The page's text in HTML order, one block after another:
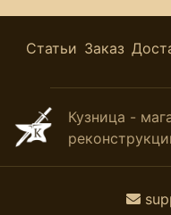
Статьи Заказ
Кузница -